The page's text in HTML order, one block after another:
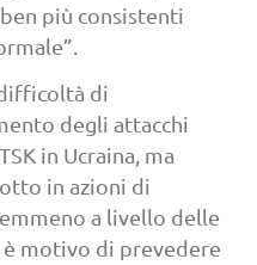
più consistenti
di
degli attacchi
in Ucraina, ma
in azioni di
a livello delle
motivo di prevedere